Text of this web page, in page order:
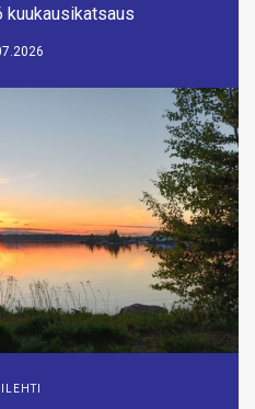
kuukausikatsaus